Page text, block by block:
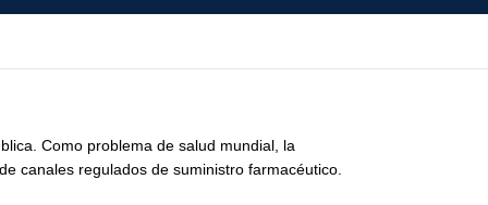
Como problema de salud mundial, la
canales regulados de suministro farmacéutico.